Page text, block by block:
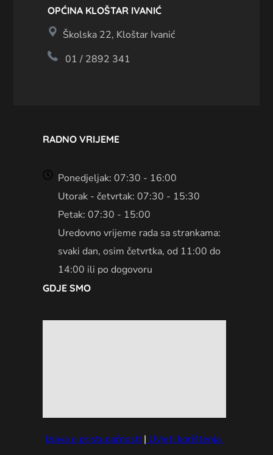
OPĆINA KLOŠTAR IVANIĆ
Školska 22, Kloštar Ivanić
01 / 2892 341
RADNO VRIJEME
Ponedjeljak: 07:30 - 16:00
Utorak - četvrtak: 07:30 - 15:30
Petak: 07:30 - 15:00
Uredovno vrijeme rada sa strankama:
svaki dan, osim četvrtka, od 11:00 do
14:00 ili po dogovoru
GDJE SMO
Izjava o pristupačnosti | Uvjeti korištenja